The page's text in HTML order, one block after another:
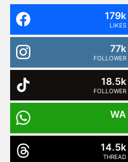
179k
LIKES
77k
FOLLOWER
18.5k
FOLLOWER
WA
14.5k
THREAD